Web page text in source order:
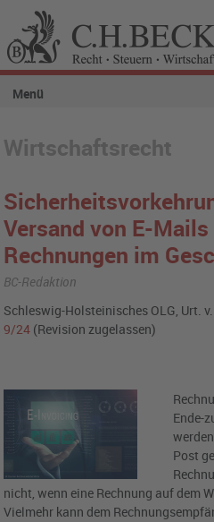
Menü
Wirtschaftsrecht
Versand von E-
Rechnungen im
BC-Redaktion
Schleswig-Holsteinisches OLG, Urt.
9/24 (Revision zugelassen)
Ende-
Post
nicht, wenn eine Rechnung auf dem
Vielmehr kann dem